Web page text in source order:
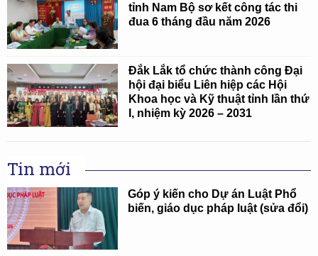
tỉnh Nam Bộ sơ kết công tác thi
đua 6 tháng đầu năm 2026
Đắk Lắk tổ chức thành công Đại
hội đại biểu Liên hiệp các Hội
Khoa học và Kỹ thuật tỉnh lần thứ
I, nhiệm kỳ 2026 – 2031
Tin mới
Góp ý kiến cho Dự án Luật Phổ
biến, giáo dục pháp luật (sửa đổi)